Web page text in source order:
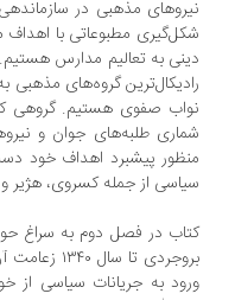
مذهبی در سازماندهی
مطبوعاتی با اهداف
به تعالیم مدارس هستیم. در
گروه‌های مذهبی به
طلبه‌های جوان و نیروهای
پیشبرد اهداف خود دست به
از جمله کسروی، هژیر و رزم‌آرا
در فصل دوم به سراغ حوزه
بروجردی تا سال ۱۳۴۰
به جریانات سیاسی از خود